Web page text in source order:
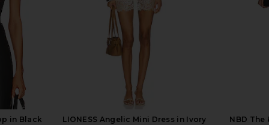
in Black
LIONESS Angelic Mini Dress in Ivory
NBD The